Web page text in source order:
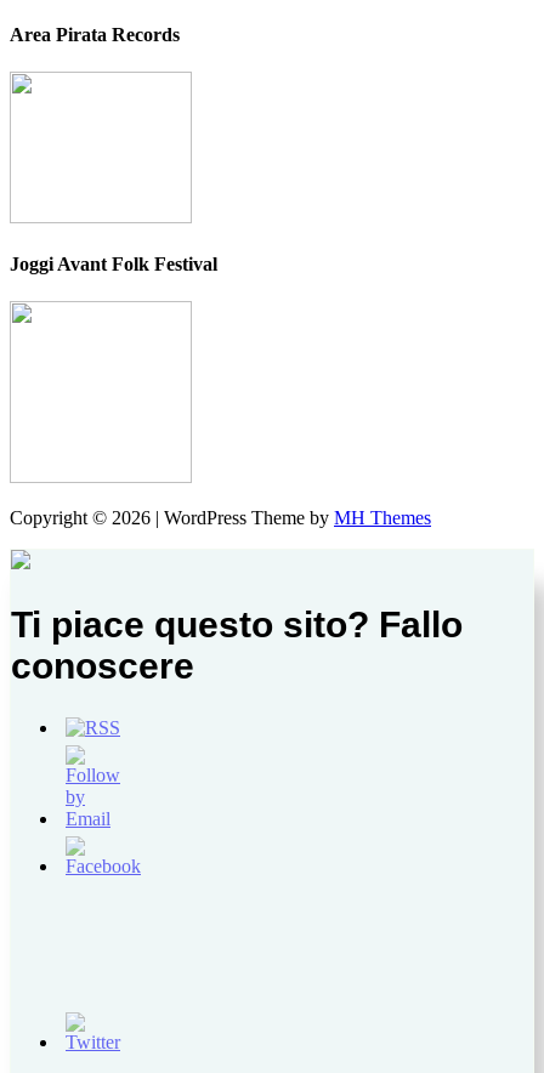
Area Pirata Records
Joggi Avant Folk Festival
Copyright © 2026 | WordPress Theme by MH Themes
Ti piace questo sito? Fallo
conoscere